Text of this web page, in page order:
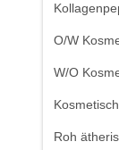
O/W
W/O
Roh